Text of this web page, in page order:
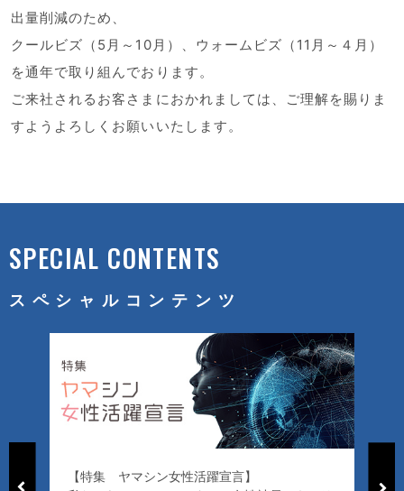
出量削減のため、
クールビズ（5月～10月）、ウォームビズ（11月～４月）
を通年で取り組んでおります。
ご来社されるお客さまにおかれましては、ご理解を賜りま
すようよろしくお願いいたします。
SPECIAL CONTENTS
スペシャルコンテンツ
【特集 ヤマシン女性活躍宣言】